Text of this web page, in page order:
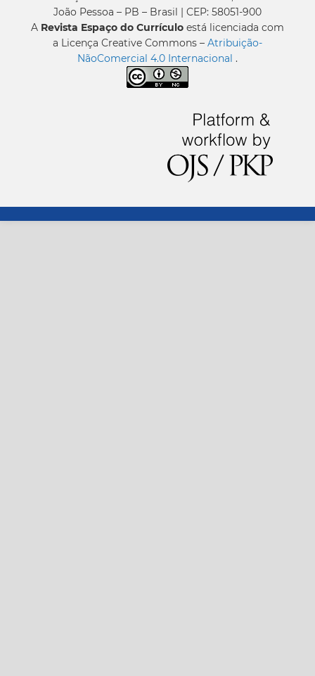
João Pessoa – PB – Brasil | CEP: 58051-900
A Revista Espaço do Currículo está licenciada com
a Licença Creative Commons – Atribuição-
NãoComercial 4.0 Internacional .